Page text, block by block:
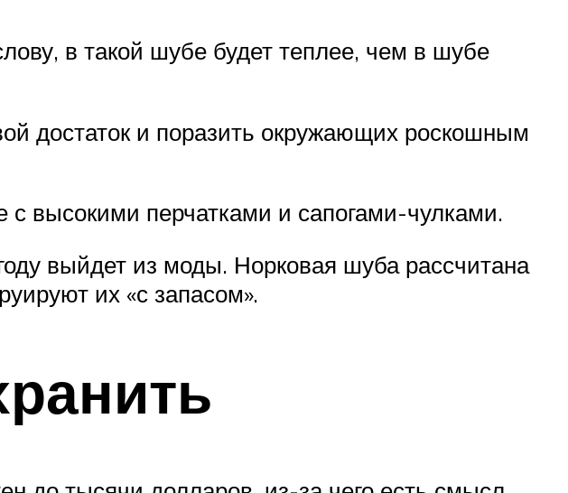
в такой шубе будет теплее, чем в шубе
достаток и поразить окружающих роскошным
высокими перчатками и сапогами-чулками.
выйдет из моды. Норковая шуба рассчитана
их «с запасом».